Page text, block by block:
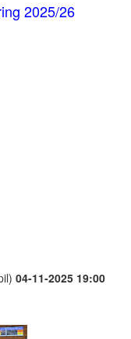
2025/26
04-11-2025 19:00